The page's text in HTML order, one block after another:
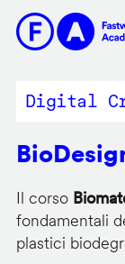
contenuto
Digital
Il corso
fondamentali
plastici